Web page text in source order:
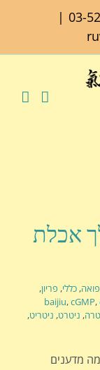
03-
|
אכלת
, כללי, פריון,
baijiu,cGMP,
, ניטרט, ניטריט,
שנות ה-80 ישבו כמה מדענים